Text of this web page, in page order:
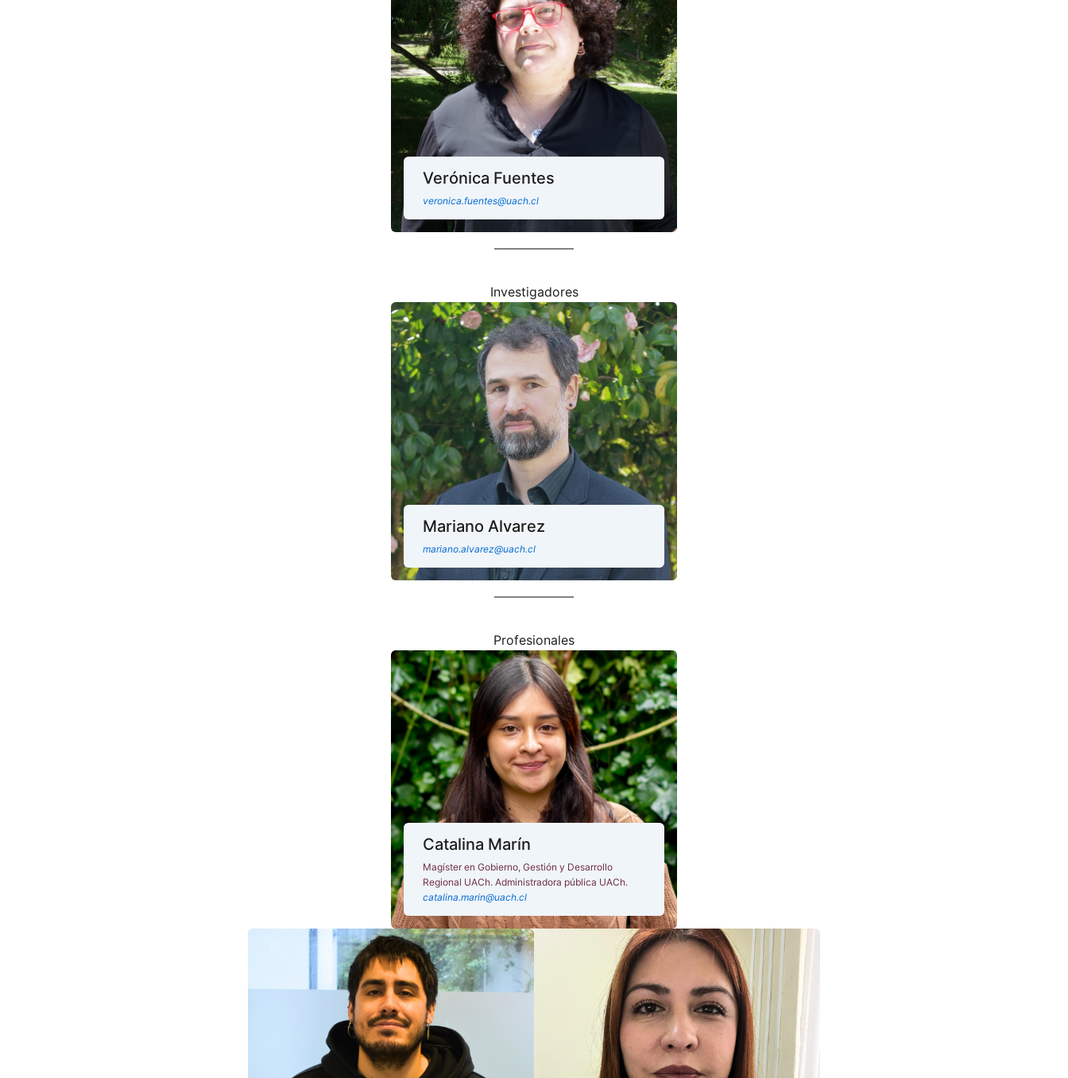
Verónica Fuentes
veronica.fuentes@uach.cl
Investigadores
Mariano Alvarez
mariano.alvarez@uach.cl
Profesionales
Catalina Marín
Magíster en Gobierno, Gestión y Desarrollo
Regional UACh. Administradora pública UACh.
catalina.marin@uach.cl